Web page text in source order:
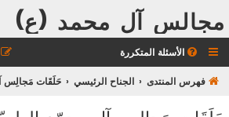
مجالس آل محمد (ع)
الأسئلة المتكررة
فهرس المنتدى الجناح الرئيسي حَلَقَات مَجالِس